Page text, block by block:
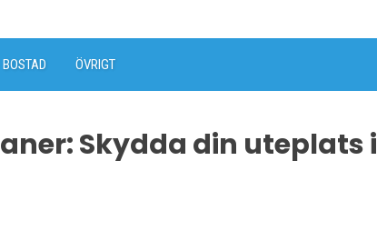
BOSTAD ÖVRIGT
Skydda din uteplats i